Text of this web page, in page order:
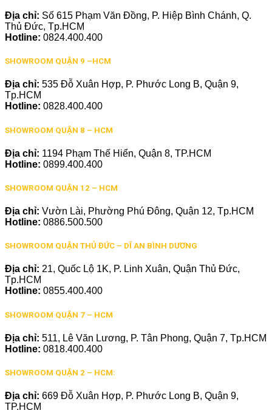
Địa chỉ: Số 615 Phạm Văn Đồng, P. Hiệp Bình Chánh, Q.
Thủ Đức, Tp.HCM
Hotline: 0824.400.400
SHOWROOM QUẬN 9 –HCM
Địa chỉ: 535 Đỗ Xuân Hợp, P. Phước Long B, Quận 9,
Tp.HCM
Hotline: 0828.400.400
SHOWROOM QUẬN 8 – HCM
Địa chỉ: 1194 Phạm Thế Hiển, Quận 8, TP.HCM
Hotline: 0899.400.400
SHOWROOM QUẬN 12 – HCM
Địa chỉ: Vườn Lài, Phường Phú Đông, Quận 12, Tp.HCM
Hotline: 0886.500.500
SHOWROOM QUẬN THỦ ĐỨC – DĨ AN BÌNH DƯƠNG
Địa chỉ: 21, Quốc Lộ 1K, P. Linh Xuân, Quận Thủ Đức,
Tp.HCM
Hotline: 0855.400.400
SHOWROOM QUẬN 7 – HCM
Địa chỉ: 511, Lê Văn Lương, P. Tân Phong, Quận 7, Tp.HCM
Hotline: 0818.400.400
SHOWROOM QUẬN 2 – HCM:
Địa chỉ: 669 Đỗ Xuân Hợp, P. Phước Long B, Quận 9,
TP.HCM